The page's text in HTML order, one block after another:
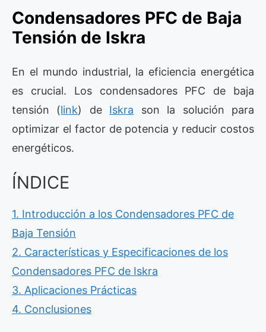
Condensadores PFC de Baja
Tensión de Iskra
En el mundo industrial, la eficiencia energética
es crucial. Los condensadores PFC de baja
tensión (link) de Iskra son la solución para
optimizar el factor de potencia y reducir costos
energéticos.
ÍNDICE
1. Introducción a los Condensadores PFC de
Baja Tensión
2. Características y Especificaciones de los
Condensadores PFC de Iskra
3. Aplicaciones Prácticas
4. Conclusiones